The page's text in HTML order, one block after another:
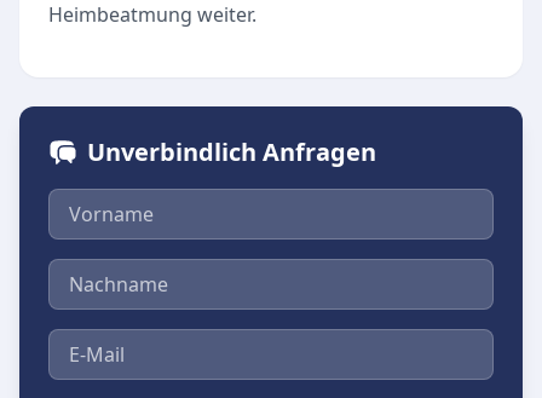
Heimbeatmung weiter.
Unverbindlich Anfragen
Vorname
Nachname
E-Mail